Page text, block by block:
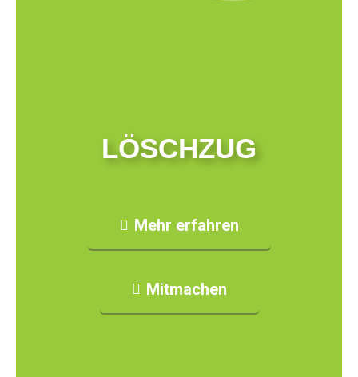
LÖSCHZUG
Mehr erfahren
Mitmachen